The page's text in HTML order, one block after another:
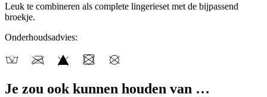
Leuk te combineren als complete lingerieset met de bijpassend
broekje.
Onderhoudsadvies:
Je zou ook kunnen houden van …